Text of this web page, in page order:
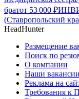
братот 53 000 ₽
(Ставропольский
HeadHunter
Размещение
Поиск по
О компании
Наши вакансии
Реклама на
Требования к